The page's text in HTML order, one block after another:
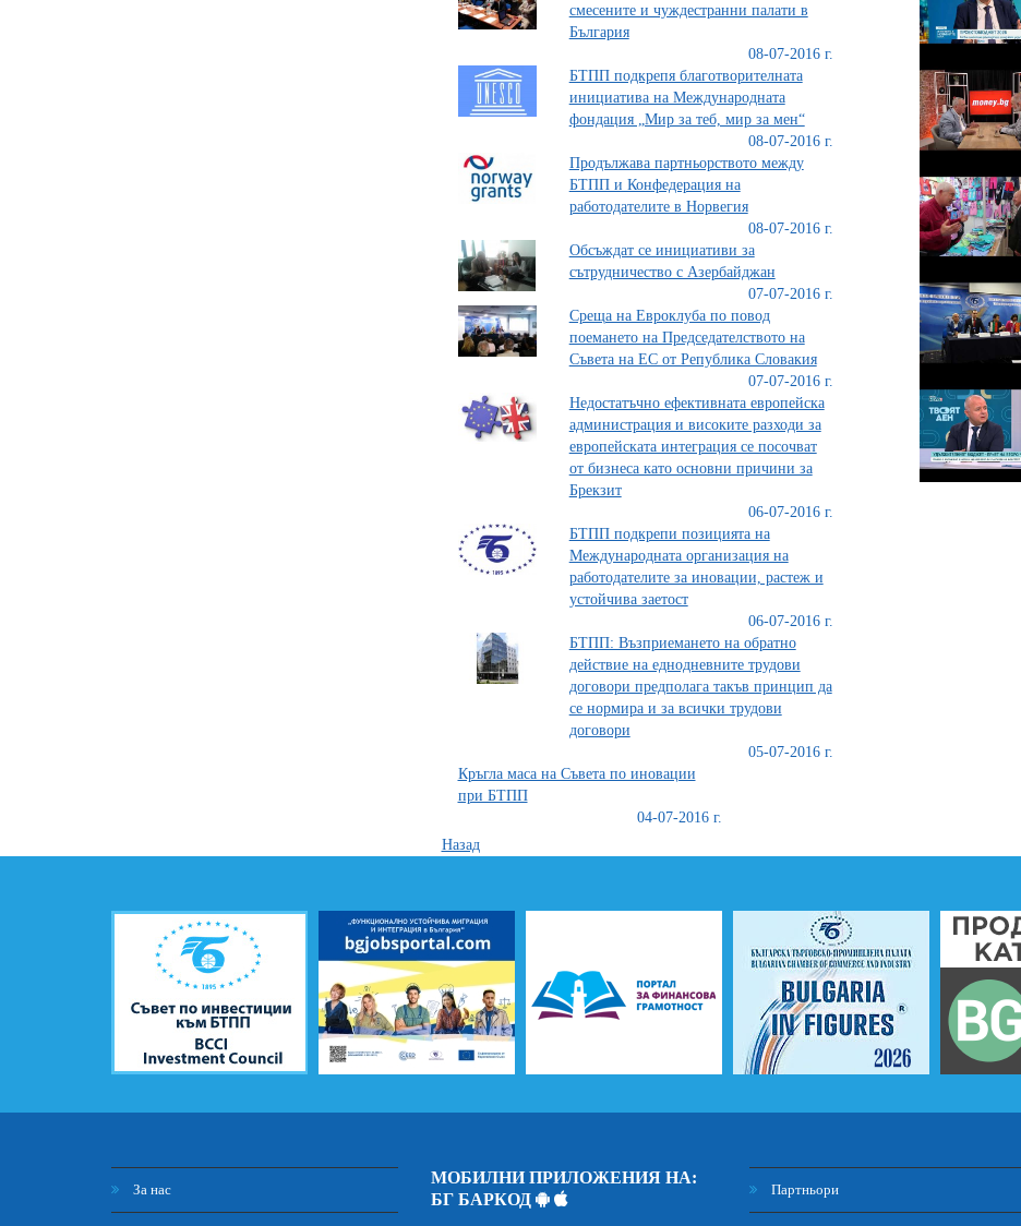
смесените и чуждестранни палати в
България
08-07-2016 г.
БТПП подкрепя благотворителната
инициатива на Mеждународната
фондация „Мир за теб, мир за мен“
08-07-2016 г.
Продължава партньорството между
БТПП и Конфедерация на
работодателите в Норвегия
08-07-2016 г.
Обсъждат се инициативи за
сътрудничество с Азербайджан
07-07-2016 г.
Среща на Евроклуба по повод
поемането на Председателството на
Съвета на ЕС от Република Словакия
07-07-2016 г.
Недостатъчно ефективната европейска
администрация и високите разходи за
европейската интеграция се посочват
от бизнеса като основни причини за
Брекзит
06-07-2016 г.
БТПП подкрепи позицията на
Международната организация на
работодателите за иновации, растеж и
устойчива заетост
06-07-2016 г.
БТПП: Възприемането на обратно
действие на еднодневните трудови
договори предполага такъв принцип да
се нормира и за всички трудови
договори
05-07-2016 г.
Кръгла маса на Съвета по иновации
при БТПП
04-07-2016 г.
Назад
За нас
МОБИЛНИ ПРИЛОЖЕНИЯ НА:
БГ БАРКОД
Партньори